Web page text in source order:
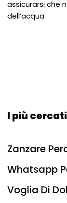
assicurarsi che
dell’acqua.
I più cercati
Zanzare
Whatsapp
Voglia Di